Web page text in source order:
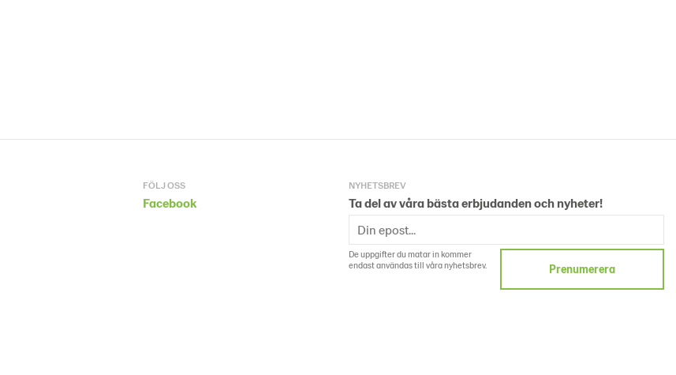
FÖLJ OSS
Facebook
NYHETSBREV
Ta del av våra bästa erbjudanden och nyheter!
De uppgifter du matar in kommer
endast användas till våra nyhetsbrev.
Prenumerera